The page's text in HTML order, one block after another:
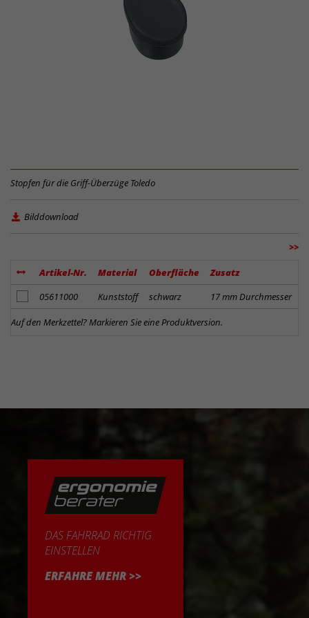
Stopfen für die Griff-Überzüge Toledo
Bilddownload
>>
Artikel-Nr. Material Oberfläche Zusatz
Artikel zum Merkzettel hinzufügen
05611000 Kunststoff schwarz 17 mm Durchmesser
Auf den Merkzettel? Markieren Sie eine Produktversion.
DAS FAHRRAD RICHTIG
EINSTELLEN
ERFAHRE MEHR >>